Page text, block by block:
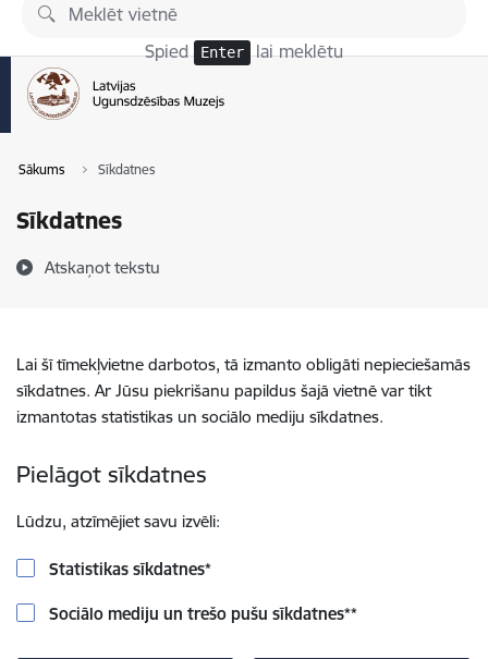
Pāriet uz lapas saturu
Spied Enter lai meklētu
Sākums Sīkdatnes
Sīkdatnes
Atskaņot tekstu
Lai šī tīmekļvietne darbotos, tā izmanto obligāti nepieciešamās
sīkdatnes. Ar Jūsu piekrišanu papildus šajā vietnē var tikt
izmantotas statistikas un sociālo mediju sīkdatnes.
Pielāgot sīkdatnes
Lūdzu, atzīmējiet savu izvēli:
Statistikas sīkdatnes*
Sociālo mediju un trešo pušu sīkdatnes**